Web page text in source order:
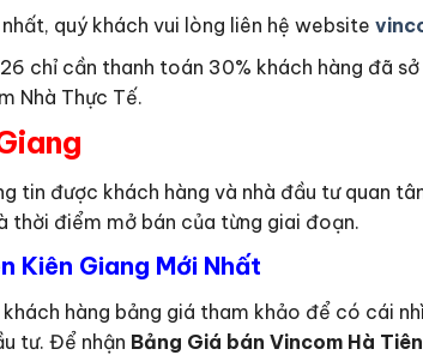
quý khách vui lòng liên hệ website
chỉ cần thanh toán 30% khách hàng đã sở
Nhà Thực Tế.
tin được khách hàng và nhà đầu tư quan
thời điểm mở bán của từng giai đoạn.
Kiên Giang Mới Nhất
hàng bảng giá tham khảo để có cái
tư. Để nhận Bảng Giá bán Vincom Hà